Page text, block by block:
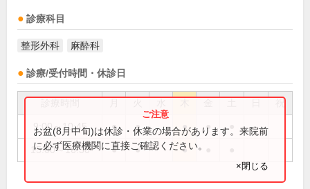
診療科目
整形外科 麻酔科
診療/受付時間・休診日
祝
9:00～10:45 ● ● ● ●
15:00～16:30 ● ● ●
お盆(8月中旬)は休診・休業の場合があります。来院前
に必ず医療機関に直接ご確認ください。
×閉じる